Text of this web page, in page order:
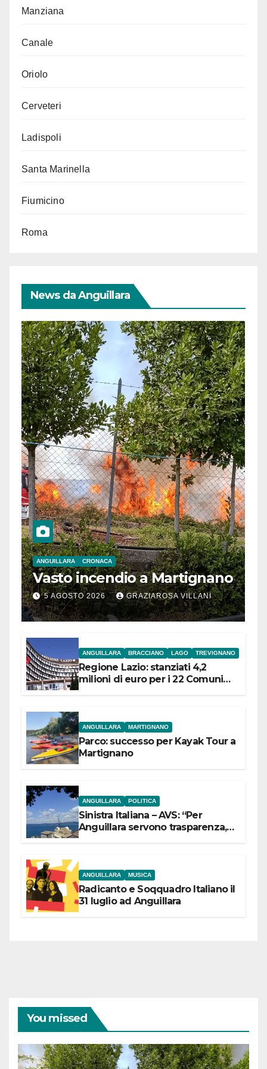
Manziana
Canale
Oriolo
Cerveteri
Ladispoli
Santa Marinella
Fiumicino
Roma
News da Anguillara
ANGUILLARA CRONACA
Vasto incendio a Martignano
5 AGOSTO 2026 GRAZIAROSA VILLANI
ANGUILLARA BRACCIANO LAGO TREVIGNANO
Regione Lazio: stanziati 4,2
milioni di euro per i 22 Comuni
ANGUILLARA MARTIGNANO
Parco: successo per Kayak Tour a
Martignano
ANGUILLARA POLITICA
Sinistra Italiana – AVS: “Per
Anguillara servono trasparenza,
ANGUILLARA MUSICA
Radicanto e Soqquadro Italiano il
31 luglio ad Anguillara
You missed